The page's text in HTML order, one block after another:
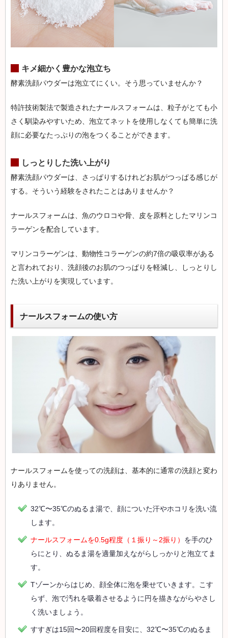
キメ細かく豊かな泡立ち
酵素洗顔パウダーは泡立てにくい。そう思っていませんか？
特許技術製法で製造されたナールスフォームは、粒子がとても小
さく馴染みやすいため、泡立てネットを使用しなくても簡単に洗
顔に必要なたっぷりの泡をつくることができます。
しっとりした洗い上がり
酵素洗顔パウダーは、さっぱりするけれどお肌がつっぱる感じが
する。そういう経験をされたことはありませんか？
ナールスフォームは、魚のウロコや骨、皮を原料としたマリンコ
ラーゲンを配合しています。
マリンコラーゲンは、動物性コラーゲンの約7倍の吸収率がある
と言われており、洗顔後のお肌のつっぱりを軽減し、しっとりし
た洗い上がりを実現しています。
ナールスフォームの使い方
ナールスフォームを使っての洗顔は、基本的に通常の洗顔と変わ
りありません。
32℃〜35℃のぬるま湯で、顔についた汗やホコリを洗い流
します。
ナールスフォームを0.5g程度（１振り～2振り） を手のひ
らにとり、ぬるま湯を適量加えながらしっかりと泡立てま
す。
Tゾーンからはじめ、顔全体に泡を乗せていきます。こす
らず、泡で汚れを吸着させるように円を描きながらやさし
く洗いましょう。
すすぎは15回〜20回程度を目安に、32℃〜35℃のぬるま